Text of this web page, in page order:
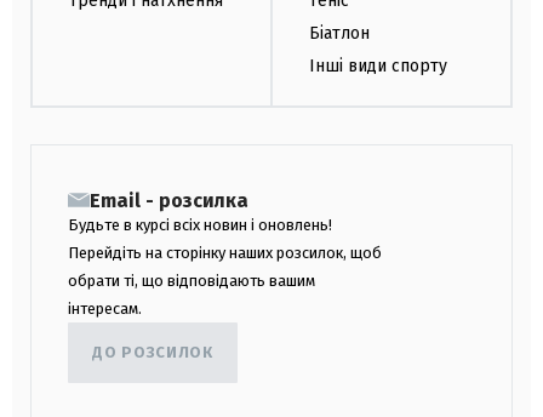
Біатлон
Інші види спорту
Email - розсилка
Будьте в курсі всіх новин і оновлень!
Перейдіть на сторінку наших розсилок, щоб
обрати ті, що відповідають вашим
інтересам.
ДО РОЗСИЛОК